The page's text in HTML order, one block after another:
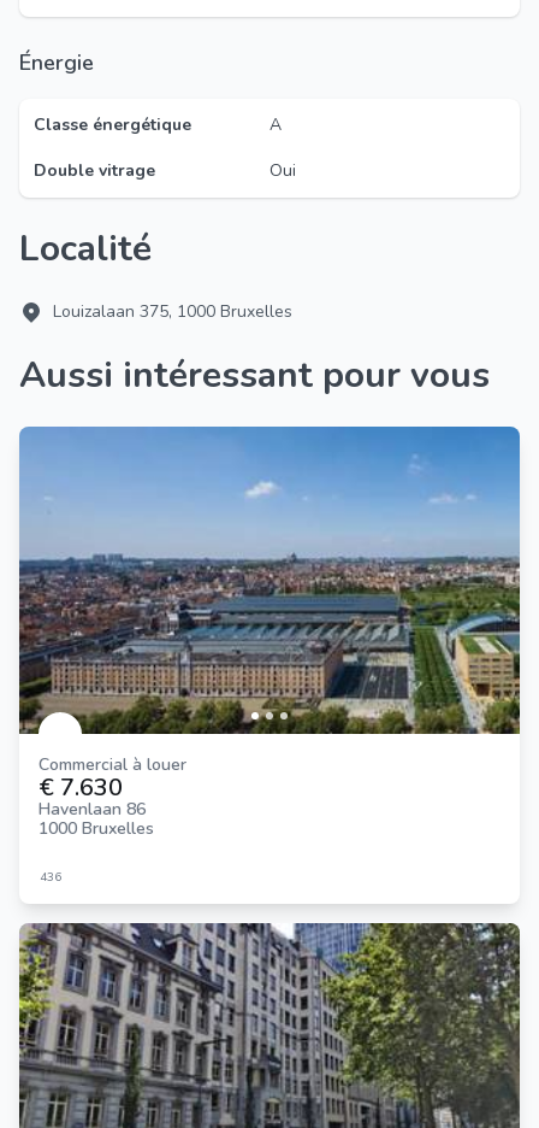
Énergie
Classe énergétique
A
Double vitrage
Oui
Localité
Louizalaan 375, 1000 Bruxelles
Aussi intéressant pour vous
Commercial à louer
€ 7.630
Havenlaan 86
1000 Bruxelles
436